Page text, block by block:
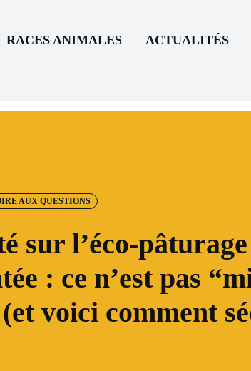
RACES ANIMALES ACTUALITÉS
AUX QUESTIONS
sur l’éco-
: ce n’est pas
voici comment